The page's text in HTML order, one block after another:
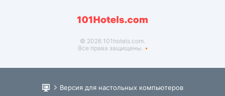
© 2026 101hotels.com.
Все права защищены.
Версия для настольных компьютеров